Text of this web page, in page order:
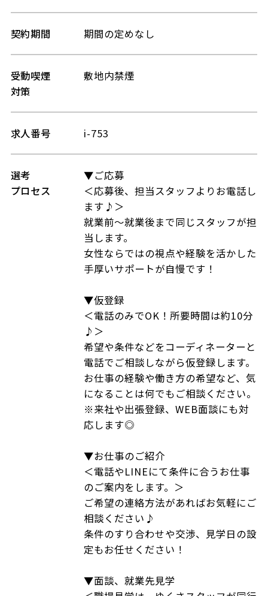
契約期間 期間の定めなし
受動喫煙
対策
敷地内禁煙
求人番号 i-753
選考
プロセス
▼ご応募
＜応募後、担当スタッフよりお電話し
ます♪＞
就業前～就業後まで同じスタッフが担
当します。
女性ならではの視点や経験を活かした
手厚いサポートが自慢です！
▼仮登録
＜電話のみでOK！所要時間は約10分
♪＞
希望や条件などをコーディネーターと
電話でご相談しながら仮登録します。
お仕事の経験や働き方の希望など、気
になることは何でもご相談ください。
※来社や出張登録、WEB面談にも対
応します◎
▼お仕事のご紹介
＜電話やLINEにて条件に合うお仕事
のご案内をします。＞
ご希望の連絡方法があればお気軽にご
相談ください♪
条件のすり合わせや交渉、見学日の設
定もお任せください！
▼面談、就業先見学